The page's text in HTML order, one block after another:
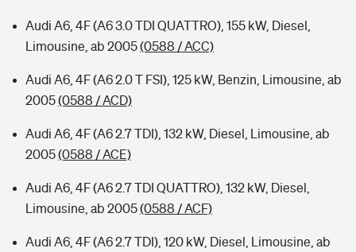
Audi A6, 4F (A6 3.0 TDI QUATTRO), 155 kW, Diesel,
Limousine, ab 2005(0588 / ACC)
Audi A6, 4F (A6 2.0 T FSI), 125 kW, Benzin, Limousine, ab
2005(0588 / ACD)
Audi A6, 4F (A6 2.7 TDI), 132 kW, Diesel, Limousine, ab
2005(0588 / ACE)
Audi A6, 4F (A6 2.7 TDI QUATTRO), 132 kW, Diesel,
Limousine, ab 2005(0588 / ACF)
Audi A6, 4F (A6 2.7 TDI), 120 kW, Diesel, Limousine, ab